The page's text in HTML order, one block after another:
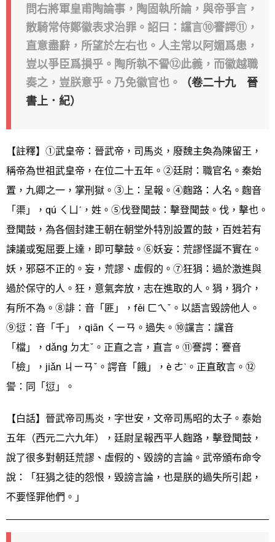
問右將軍皇甫陶論事，陶固執所論，與帝爭言，
散騎常侍鄭徽表求治罪。詔曰：讜言⑩謇諤⑪，
直意盡辭，所望於左右也。人主常以阿媚爲患，
豈以爭臣爲損乎。陶所執不諐⑫此義，而徽越職
奏之，豈朕意乎。乃免徽官也。
（卷二十九 晉
書上．紀）
【註釋】①武皇帝：晉武帝，司馬炎，廢魏主奐為陳留王，
稱帝為世祖武皇帝，在位二十五年。②廷尉：職官名。秦始
置，九卿之一，掌刑獄。③上：呈報。④麴路：人名。麴音
「渠」，qú ㄑㄩˊ，姓。⑤伐登聞鼓：擊登聞鼓。伐，擊也。
登聞鼓，為各個封建王朝在朝堂外特別設置的鼓，百姓若有
諫議或冤屈要上達，即可擊鼓。⑥妖妄：荒謬怪誕不實在。
妖，邪惡不正的。妄，荒謬、虛假的。⑦狂狷：過於激進與
過於保守的人。狂，意氣奔放，志在進取的人。狷，狷介，
有所不為。⑧誹：音「匪」，fěi ㄈㄟˇ。以語言毀謗他人。
⑨愆：音「千」，qiān ㄑㄧㄢ。過失。⑩讜言：讜音
「檔」，dǎng ㄉㄤˇ。正直之言，直言。⑪謇諤：謇音
「檢」，jiǎn ㄐㄧㄢˇ。諤音「餓」，è ㄜˋ。正直敢言。⑫
諐：同「愆」。
【白話】晉武帝司馬炎，字世安，文帝司馬昭的太子。泰始
五年（西元二六九年），廷尉呈報西平人麴路，擊登聞鼓，
說了很多對朝廷荒謬、虛假的、毀謗的言論。武帝頒布命令
說：「狂狷之徒的怨恨，毀謗言論，也是朕的過失所引起，
不要怪罪他們。」